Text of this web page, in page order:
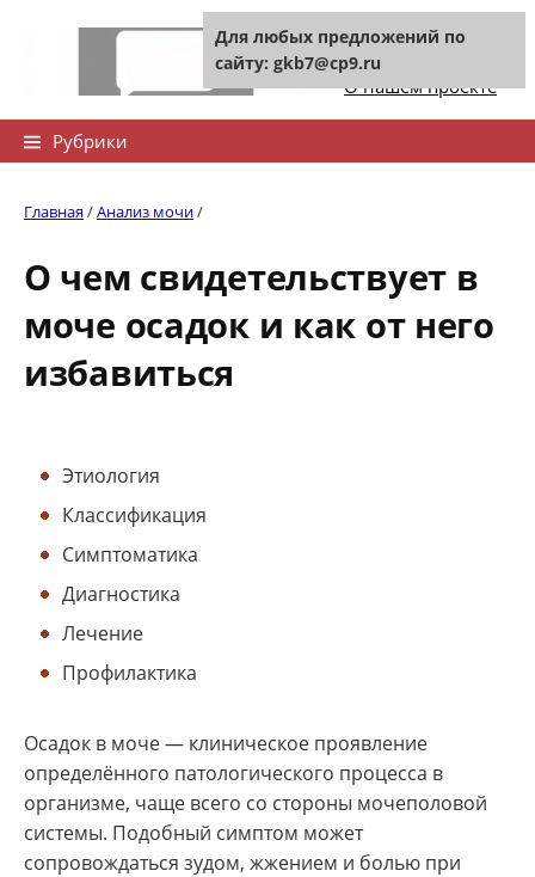
Контакты сайта
О нашем проекте
Рубрики
Главная/Анализ мочи/
О чем свидетельствует в
моче осадок и как от него
избавиться
Этиология
Классификация
Симптоматика
Диагностика
Лечение
Профилактика
Осадок в моче — клиническое проявление
определённого патологического процесса в
организме, чаще всего со стороны мочеполовой
системы. Подобный симптом может
сопровождаться зудом, жжением и болью при
Для любых предложений по
сайту: gkb7@cp9.ru